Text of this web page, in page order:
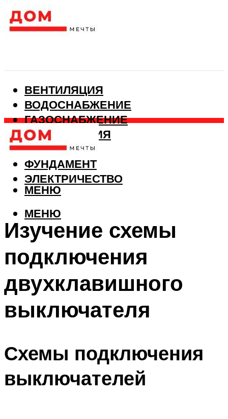
ВЕНТИЛЯЦИЯ
ВОДОСНАБЖЕНИЕ
ГАЗОСНАБЖЕНИЕ
КАНАЛИЗАЦИЯ
ОТОПЛЕНИЕ
ФУНДАМЕНТ
ЭЛЕКТРИЧЕСТВО
МЕНЮ
МЕНЮ
Изучение схемы
подключения
двухклавишного
выключателя
Схемы подключения
выключателей